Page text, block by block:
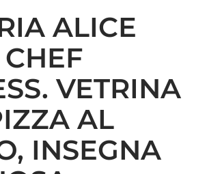
ALICE
VETRINA
AL
INSEGNA